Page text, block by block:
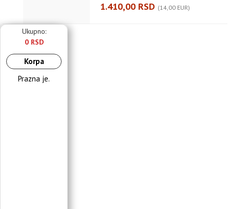
1.410,00 RSD (14,00 EUR)
Ukupno:
0 RSD
Korpa
Prazna je.